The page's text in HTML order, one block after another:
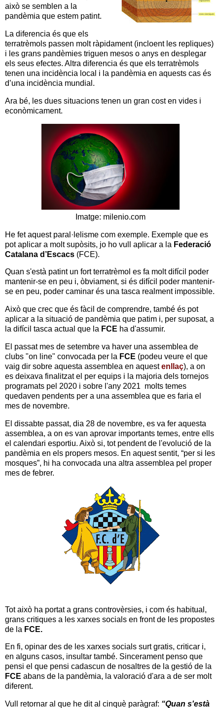
això se semblen a la
pandèmia que estem patint.
La diferencia és que els
terratrèmols passen molt ràpidament (incloent les repliques)
i les grans pandèmies triguen mesos o anys en desplegar
els seus efectes. Altra diferencia és que els terratrèmols
tenen una incidència local i la pandèmia en aquests cas és
d’una incidència mundial.
Ara bé, les dues situacions tenen un gran cost en vides i
econòmicament.
Imatge: milenio.com
He fet aquest paral·lelisme com exemple. Exemple que es
pot aplicar a molt supòsits, jo ho vull aplicar a la Federació
Catalana d’Escacs (FCE).
Quan s'està patint un fort terratrèmol es fa molt difícil poder
mantenir-se en peu i, òbviament, si és difícil poder mantenir-
se en peu, poder caminar és una tasca realment impossible.
Això que crec que és fàcil de comprendre, també és pot
aplicar a la situació de pandèmia que patim i, per suposat, a
la difícil tasca actual que la FCE ha d'assumir.
El passat mes de setembre va haver una assemblea de
clubs "on line" convocada per la FCE (podeu veure el que
vaig dir sobre aquesta assemblea en aquestenllaç), a on
es deixava finalitzat el per equips i la majoria dels tornejos
programats pel 2020 i sobre l'any 2021 molts temes
quedaven pendents per a una assemblea que es faria el
mes de novembre.
El dissabte passat, dia 28 de novembre, es va fer aquesta
assemblea, a on es van aprovar importants temes, entre ells
el calendari esportiu. Això si, tot pendent de l'evolució de la
pandèmia en els propers mesos. En aquest sentit, “per si les
mosques”, hi ha convocada una altra assemblea pel proper
mes de febrer.
Tot això ha portat a grans controvèrsies, i com és habitual,
grans critiques a les xarxes socials en front de les propostes
de la FCE.
En fi, opinar des de les xarxes socials surt gratis, criticar i,
en alguns casos, insultar també. Sincerament penso que
pensi el que pensi cadascun de nosaltres de la gestió de la
FCE abans de la pandèmia, la valoració d'ara a de ser molt
diferent.
Vull retornar al que he dit al cinquè paràgraf: “Quan s'està